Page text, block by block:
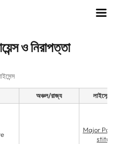
ও নিরাপত্তা
অঞ্চল/রাজ্য
Major